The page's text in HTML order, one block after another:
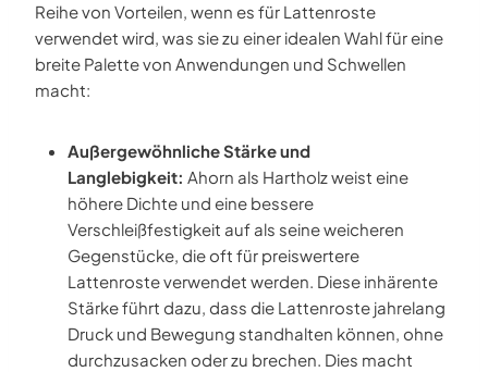
Reihe von Vorteilen, wenn es für Lattenroste
verwendet wird, was sie zu einer idealen Wahl für eine
breite Palette von Anwendungen und Schwellen
macht:
Außergewöhnliche Stärke und
Langlebigkeit: Ahorn als Hartholz weist eine
höhere Dichte und eine bessere
Verschleißfestigkeit auf als seine weicheren
Gegenstücke, die oft für preiswertere
Lattenroste verwendet werden. Diese inhärente
Stärke führt dazu, dass die Lattenroste jahrelang
Druck und Bewegung standhalten können, ohne
durchzusacken oder zu brechen. Dies macht